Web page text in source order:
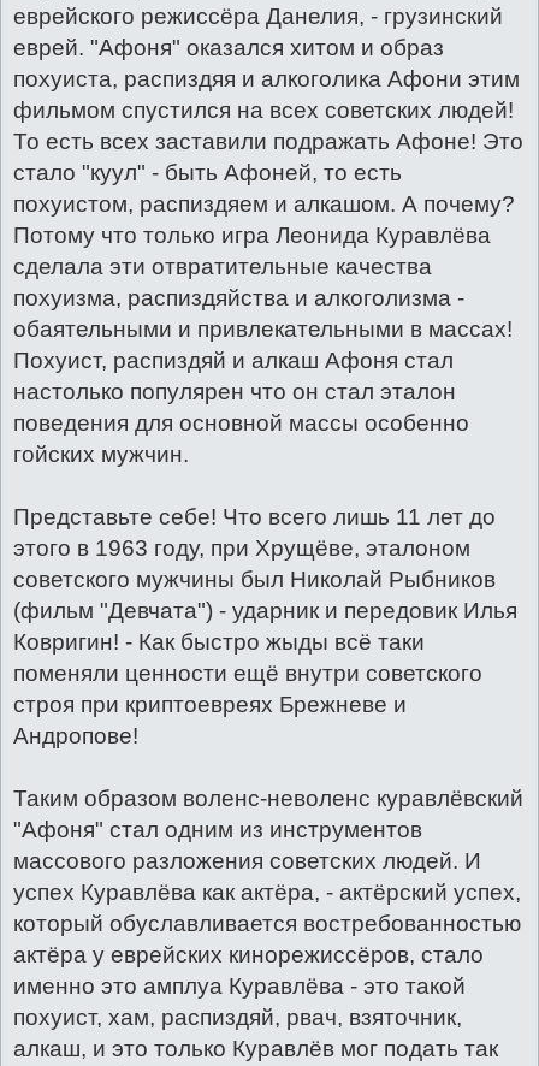
еврейского режиссёра Данелия, - грузинский
еврей. "Афоня" оказался хитом и образ
похуиста, распиздяя и алкоголика Афони этим
фильмом спустился на всех советских людей!
То есть всех заставили подражать Афоне! Это
стало "куул" - быть Афоней, то есть
похуистом, распиздяем и алкашом. А почему?
Потому что только игра Леонида Куравлёва
сделала эти отвратительные качества
похуизма, распиздяйства и алкоголизма -
обаятельными и привлекательными в массах!
Похуист, распиздяй и алкаш Афоня стал
настолько популярен что он стал эталон
поведения для основной массы особенно
гойских мужчин.
Представьте себе! Что всего лишь 11 лет до
этого в 1963 году, при Хрущёве, эталоном
советского мужчины был Николай Рыбников
(фильм "Девчата") - ударник и передовик Илья
Ковригин! - Как быстро жыды всё таки
поменяли ценности ещё внутри советского
строя при криптоевреях Брежневе и
Андропове!
Таким образом воленс-неволенс куравлёвский
"Афоня" стал одним из инструментов
массового разложения советских людей. И
успех Куравлёва как актёра, - актёрский успех,
который обуславливается востребованностью
актёра у еврейских кинорежиссёров, стало
именно это амплуа Куравлёва - это такой
похуист, хам, распиздяй, рвач, взяточник,
алкаш, и это только Куравлёв мог подать так